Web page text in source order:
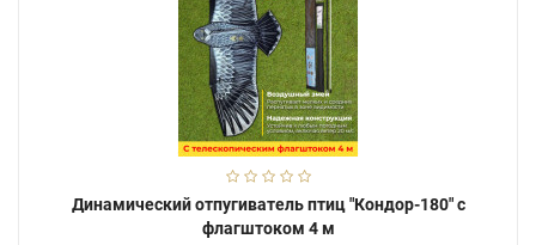
Динамический отпугиватель птиц "Кондор-180" с
флагштоком 4 м